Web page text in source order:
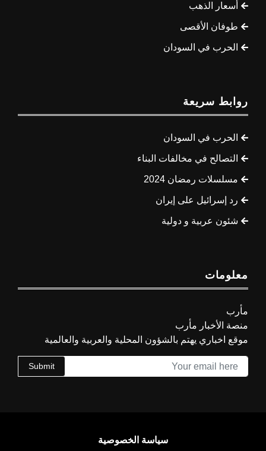
أسعار الذهب
طوفان الأقصى
الحرب في السودان
روابط سريعة
الحرب في السودان
التصالح في مخالفات البناء
مسلسلات رمضان 2024
رد إسرائيل على إيران
شئون عربية و دولية
معلومات
مأرب
منصة الأخبار مأرب
موقع اخباري يهتم بالشؤون المحلية والعربية والعالمية
Submit
سياسة الخصوصية